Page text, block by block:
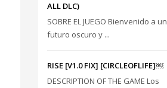
Mon-Fri 9:00AM - 6:00AM
Sat - 9:00AM-5:00PM
Sundays by appointment only!
ALL DLC)
SOBRE EL JUEGO Bienvenido a un
futuro oscuro y ...
RISE [V1.0 FIX] [CIRCLEOFLIFE]￼
DESCRIPTION OF THE GAME Los